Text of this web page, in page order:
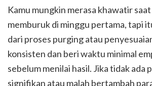
Kamu mungkin merasa khawatir
memburuk di minggu pertama, tapi
dari proses purging atau
konsisten dan beri waktu minimal
sebelum menilai hasil. Jika tidak ada
signifikan atau malah bertambah